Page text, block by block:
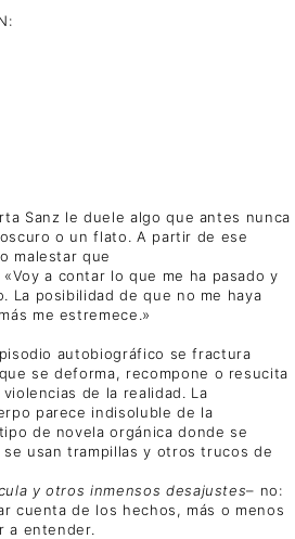
Sanz le duele algo que antes nunca
o un flato. A partir de ese
malestar que
«Voy a contar lo que me ha pasado y
La posibilidad de que no me haya
me estremece.»
autobiográfico se fractura
se deforma, recompone o resucita
de la realidad. La
parece indisoluble de la
de novela orgánica donde se
usan trampillas y otros trucos de
y otros inmensos desajustes– no:
cuenta de los hechos, más o menos
a entender.